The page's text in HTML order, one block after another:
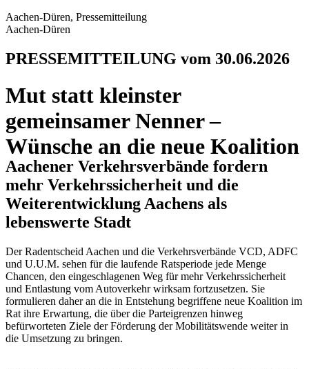
Aachen-Düren, Pressemitteilung
Aachen-Düren
PRESSEMITTEILUNG vom 30.06.2026
Mut statt kleinster
gemeinsamer Nenner –
Wünsche an die neue Koalition
Aachener Verkehrsverbände fordern
mehr Verkehrssicherheit und die
Weiterentwicklung Aachens als
lebenswerte Stadt
Der Radentscheid Aachen und die Verkehrsverbände VCD, ADFC
und U.U.M. sehen für die laufende Ratsperiode jede Menge
Chancen, den eingeschlagenen Weg für mehr Verkehrssicherheit
und Entlastung vom Autoverkehr wirksam fortzusetzen. Sie
formulieren daher an die in Entstehung begriffene neue Koalition im
Rat ihre Erwartung, die über die Parteigrenzen hinweg
befürworteten Ziele der Förderung der Mobilitätswende weiter in
die Umsetzung zu bringen.